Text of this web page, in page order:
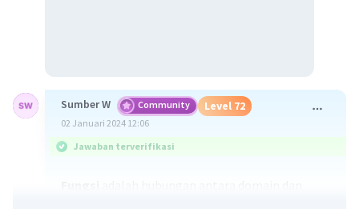
Sumber W Community Level 72
02 Januari 2024 12:06
Jawaban terverifikasi